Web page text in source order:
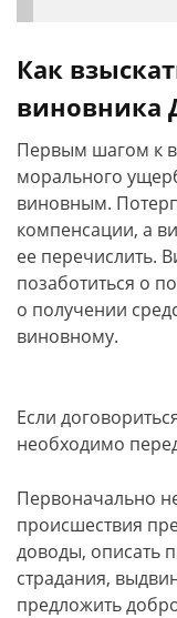
Как
виновника
Первым шагом к
морального
виновным.
компенсации, а
ее перечислить.
позаботиться о
о получении
виновному.
Если
необходимо
Первоначально
происшествия
доводы, описать
страдания,
предложить